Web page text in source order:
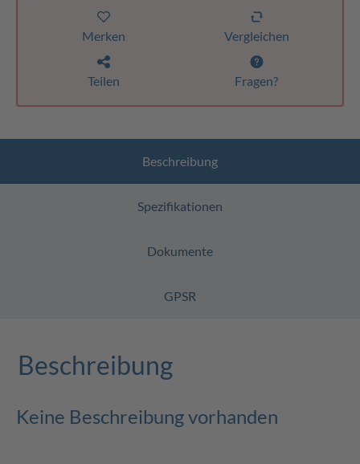
Merken Vergleichen
Teilen Fragen?
Beschreibung
Spezifikationen
Dokumente
GPSR
Beschreibung
Keine Beschreibung vorhanden